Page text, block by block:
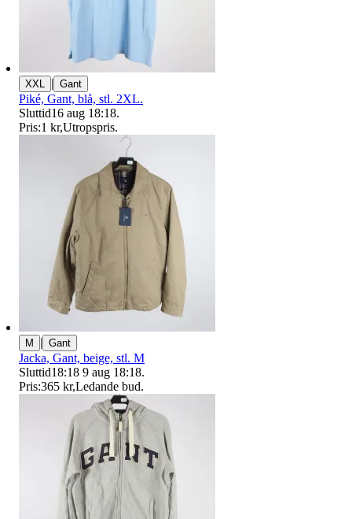
XXL | Gant
Piké, Gant, blå, stl. 2XL.
Sluttid16 aug 18:18.
Pris:1 kr,Utropspris.
M | Gant
Jacka, Gant, beige, stl. M
Sluttid18:18 9 aug 18:18.
Pris:365 kr,Ledande bud.